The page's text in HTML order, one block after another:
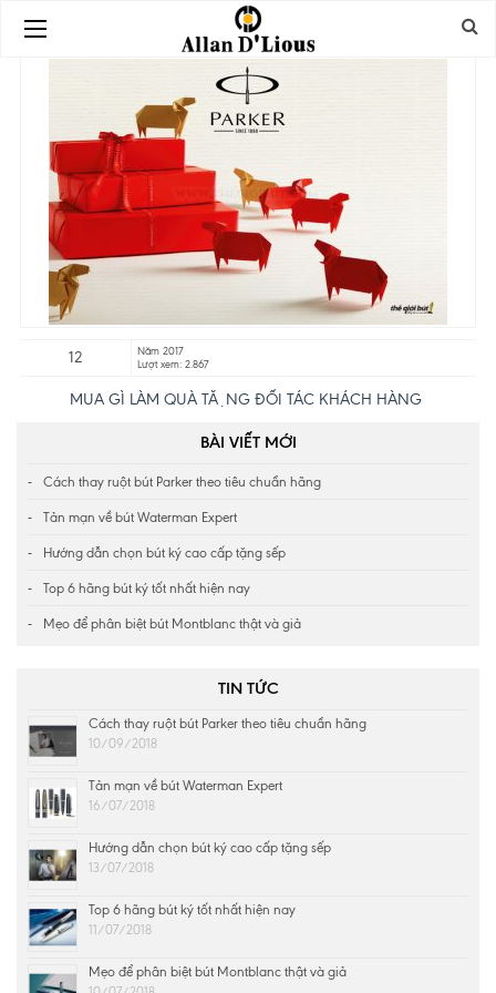
12
Năm 2017
Lượt xem: 2.867
MUA GÌ LÀM QUÀ TẶNG ĐỐI TÁC KHÁCH HÀNG
BÀI VIẾT MỚI
Cách thay ruột bút Parker theo tiêu chuẩn hãng
Tản mạn về bút Waterman Expert
Hướng dẫn chọn bút ký cao cấp tặng sếp
Top 6 hãng bút ký tốt nhất hiện nay
Mẹo để phân biệt bút Montblanc thật và giả
TIN TỨC
Cách thay ruột bút Parker theo tiêu chuẩn hãng
10/09/2018
Tản mạn về bút Waterman Expert
16/07/2018
Hướng dẫn chọn bút ký cao cấp tặng sếp
13/07/2018
Top 6 hãng bút ký tốt nhất hiện nay
11/07/2018
Mẹo để phân biệt bút Montblanc thật và giả